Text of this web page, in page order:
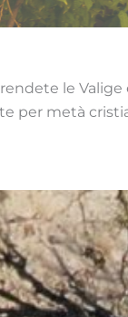
le
per metà